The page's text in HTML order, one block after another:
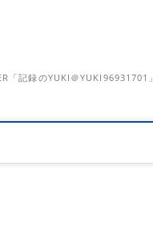
「記録のYUKI＠YUKI96931701」